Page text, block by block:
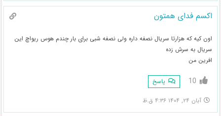
اکسم فدای همتون
اون کیه که هزارتا سریال نصفه داره ولی نصفه شبی برای بار چندم هوس ریواچ این
سریال به سرش زده
افرین من
10 پاسخ
آبان ۲۴, ۱۴۰۴ ۴:۳۶ ق.ظ